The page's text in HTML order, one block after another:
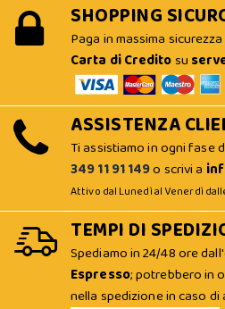
SHOPPING
Paga in massima
Carta di Creditosu
ASSISTENZA
Ti assistiamo in ogni fase
349 11 91 149o scrivi a
Attivo dal Lunedì al Venerdì
TEMPI DI
Spediamo in 24/48 ore
Espresso; potrebbero in
nella spedizione in caso